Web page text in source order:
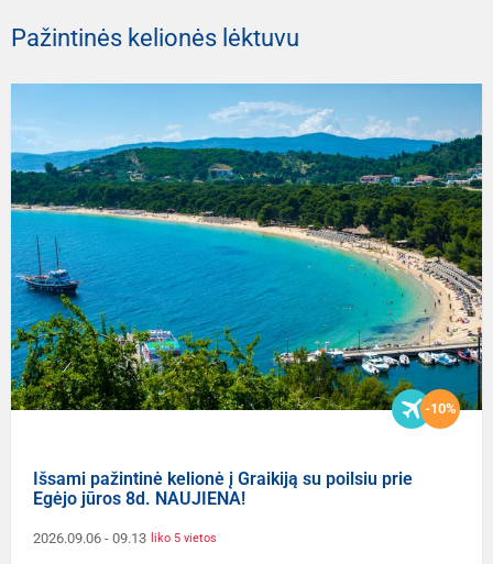
Pažintinės kelionės lėktuvu
-10%
Išsami pažintinė kelionė į Graikiją su poilsiu prie
Egėjo jūros 8d. NAUJIENA!
2026.09.06 - 09.13 liko 5 vietos